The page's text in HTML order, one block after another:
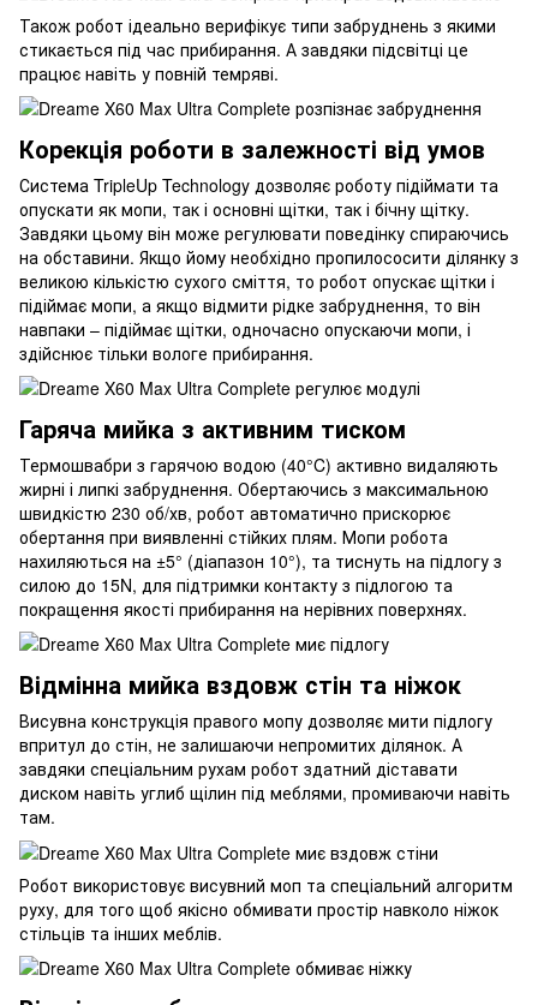
Також робот ідеально верифікує типи забруднень з якими
стикається під час прибирання. А завдяки підсвітці це
працює навіть у повній темряві.
Корекція роботи в залежності від умов
Система TripleUp Technology дозволяє роботу підіймати та
опускати як мопи, так і основні щітки, так і бічну щітку.
Завдяки цьому він може регулювати поведінку спираючись
на обставини. Якщо йому необхідно пропилососити ділянку з
великою кількістю сухого сміття, то робот опускає щітки і
підіймає мопи, а якщо відмити рідке забруднення, то він
навпаки – підіймає щітки, одночасно опускаючи мопи, і
здійснює тільки вологе прибирання.
Гаряча мийка з активним тиском
Термошвабри з гарячою водою (40°C) активно видаляють
жирні і липкі забруднення. Обертаючись з максимальною
швидкістю 230 об/хв, робот автоматично прискорює
обертання при виявленні стійких плям. Мопи робота
нахиляються на ±5° (діапазон 10°), та тиснуть на підлогу з
силою до 15N, для підтримки контакту з підлогою та
покращення якості прибирання на нерівних поверхнях.
Відмінна мийка вздовж стін та ніжок
Висувна конструкція правого мопу дозволяє мити підлогу
впритул до стін, не залишаючи непромитих ділянок. А
завдяки спеціальним рухам робот здатний діставати
диском навіть углиб щілин під меблями, промиваючи навіть
там.
Робот використовує висувний моп та спеціальний алгоритм
руху, для того щоб якісно обмивати простір навколо ніжок
стільців та інших меблів.